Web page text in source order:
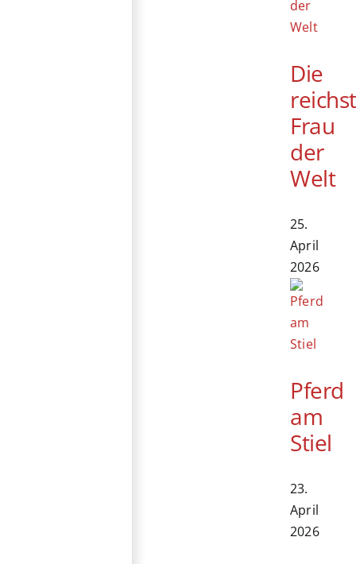
Die
Frau
der
Welt
25.
April
2026
Pferd
am
Stiel
23.
April
2026